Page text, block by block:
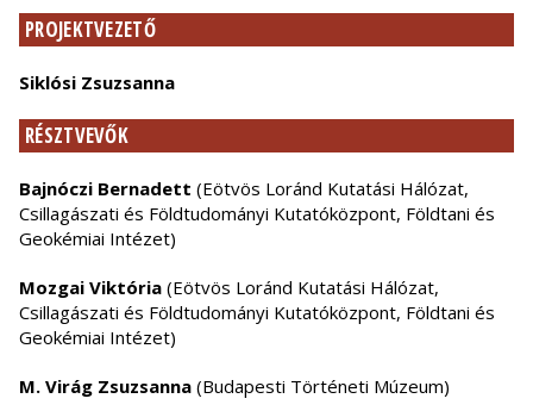
PROJEKTVEZETŐ
Siklósi Zsuzsanna
RÉSZTVEVŐK
Bajnóczi Bernadett (Eötvös Loránd Kutatási Hálózat,
Csillagászati és Földtudományi Kutatóközpont, Földtani és
Geokémiai Intézet)
Mozgai Viktória (Eötvös Loránd Kutatási Hálózat,
Csillagászati és Földtudományi Kutatóközpont, Földtani és
Geokémiai Intézet)
M. Virág Zsuzsanna (Budapesti Történeti Múzeum)